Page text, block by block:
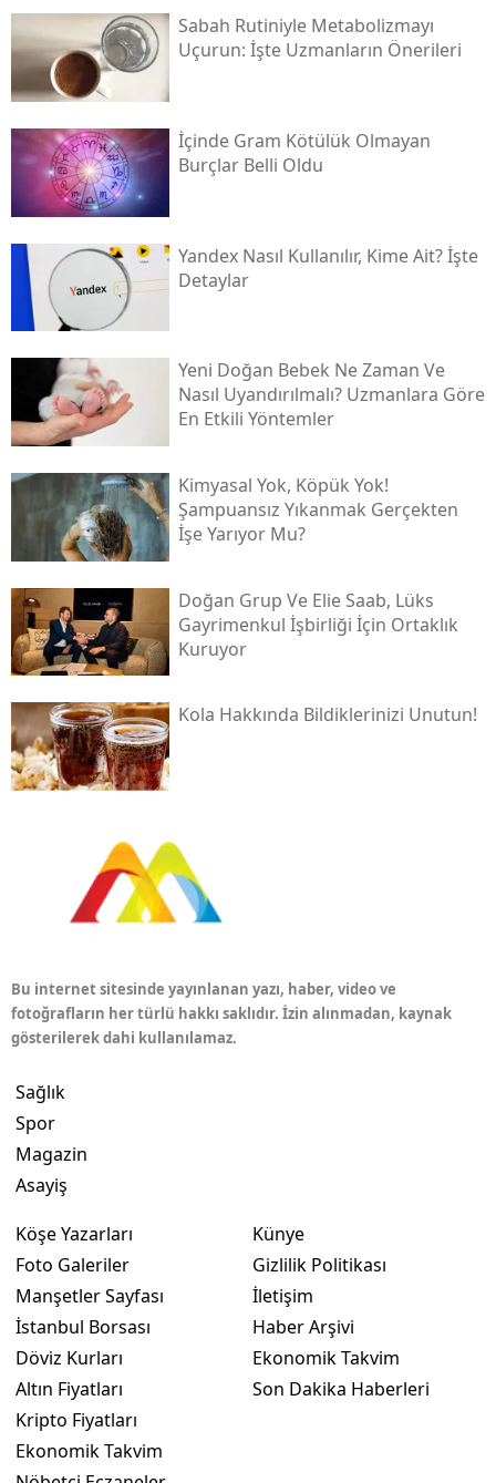
Sabah Rutiniyle Metabolizmayı
Uçurun: İşte Uzmanların Önerileri
İçinde Gram Kötülük Olmayan
Burçlar Belli Oldu
Yandex Nasıl Kullanılır, Kime Ait? İşte
Detaylar
Yeni Doğan Bebek Ne Zaman Ve
Nasıl Uyandırılmalı? Uzmanlara Göre
En Etkili Yöntemler
Kimyasal Yok, Köpük Yok!
Şampuansız Yıkanmak Gerçekten
İşe Yarıyor Mu?
Doğan Grup Ve Elie Saab, Lüks
Gayrimenkul İşbirliği İçin Ortaklık
Kuruyor
Kola Hakkında Bildiklerinizi Unutun!
Bu internet sitesinde yayınlanan yazı, haber, video ve
fotoğrafların her türlü hakkı saklıdır. İzin alınmadan, kaynak
gösterilerek dahi kullanılamaz.
Sağlık
Spor
Magazin
Asayiş
Köşe Yazarları
Foto Galeriler
Manşetler Sayfası
İstanbul Borsası
Döviz Kurları
Altın Fiyatları
Kripto Fiyatları
Ekonomik Takvim
Künye
Gizlilik Politikası
İletişim
Haber Arşivi
Ekonomik Takvim
Son Dakika Haberleri